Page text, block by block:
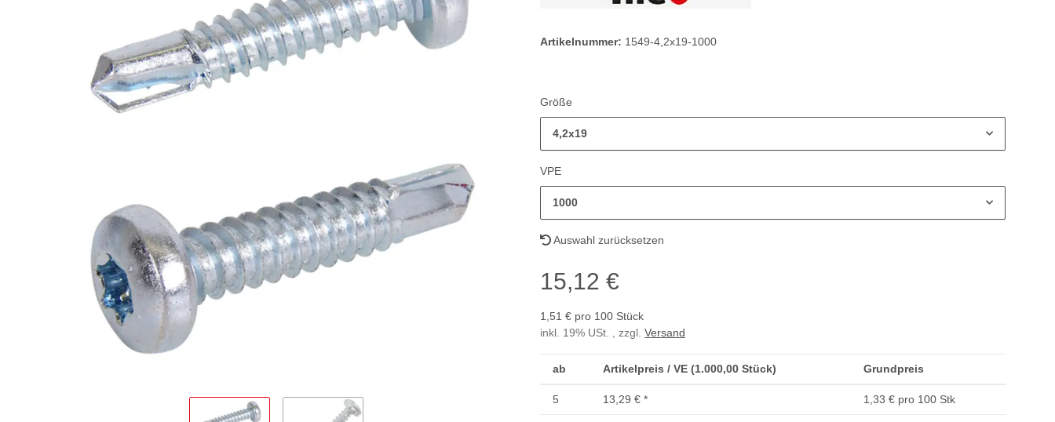
Artikelnummer: 1549-4,2x19-1000
Größe
4,2x19
VPE
1000
Auswahl zurücksetzen
15,12 €
1,51 € pro 100 Stück
inkl. 19% USt. , zzgl. Versand
ab Artikelpreis / VE (1.000,00 Stück) Grundpreis
5 13,29 € * 1,33 € pro 100 Stk